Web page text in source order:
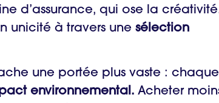
d’assurance, qui ose la
unicité à travers une sélection
une portée plus vaste : chaque
environnemental. Acheter